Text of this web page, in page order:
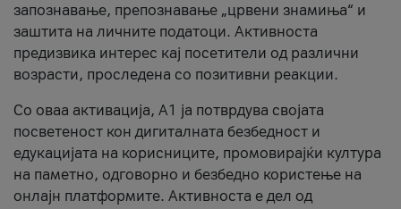
запознавање, препознавање „црвени знамиња“ и
заштита на личните податоци. Активноста
предизвика интерес кај посетители од различни
возрасти, проследена со позитивни реакции.
Со оваа активација, А1 ја потврдува својата
посветеност кон дигиталната безбедност и
едукацијата на корисниците, промовирајќи култура
на паметно, одговорно и безбедно користење на
онлајн платформите. Активноста е дел од